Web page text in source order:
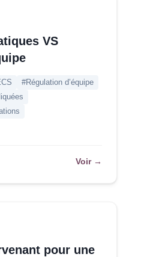
VS
#Régulation d’équipe
Voir →
pour une